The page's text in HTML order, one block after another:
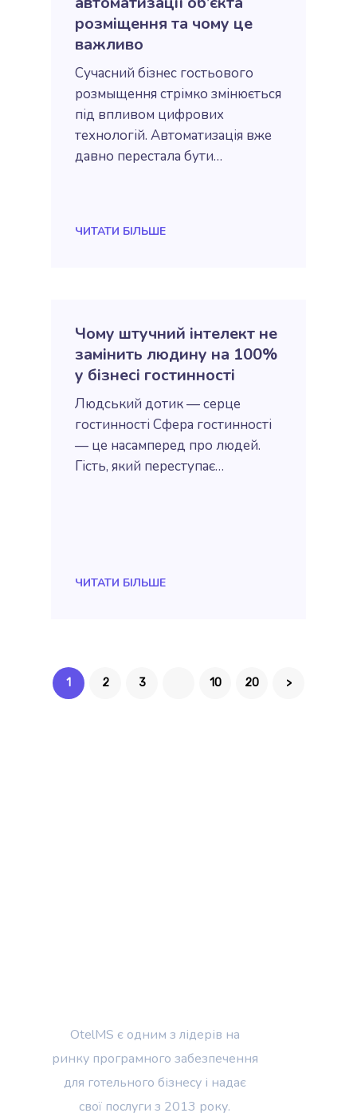
розміщення та чому це
важливо
Сучасний бізнес гостьового
розмыщення стрімко змінюється
під впливом цифрових
технологій. Автоматизація вже
давно перестала бути…
ЧИТАТИ БIЛЬШЕ
Чому штучний інтелект не
замінить людину на 100%
у бізнесі гостинності
Людський дотик — серце
гостинності Сфера гостинності
— це насамперед про людей.
Гість, який переступає…
ЧИТАТИ БIЛЬШЕ
1 2 3 10 20 >
OtelMS є одним з лідерів на
ринку програмного забезпечення
для готельного бізнесу і надає
свої послуги з 2013 року.